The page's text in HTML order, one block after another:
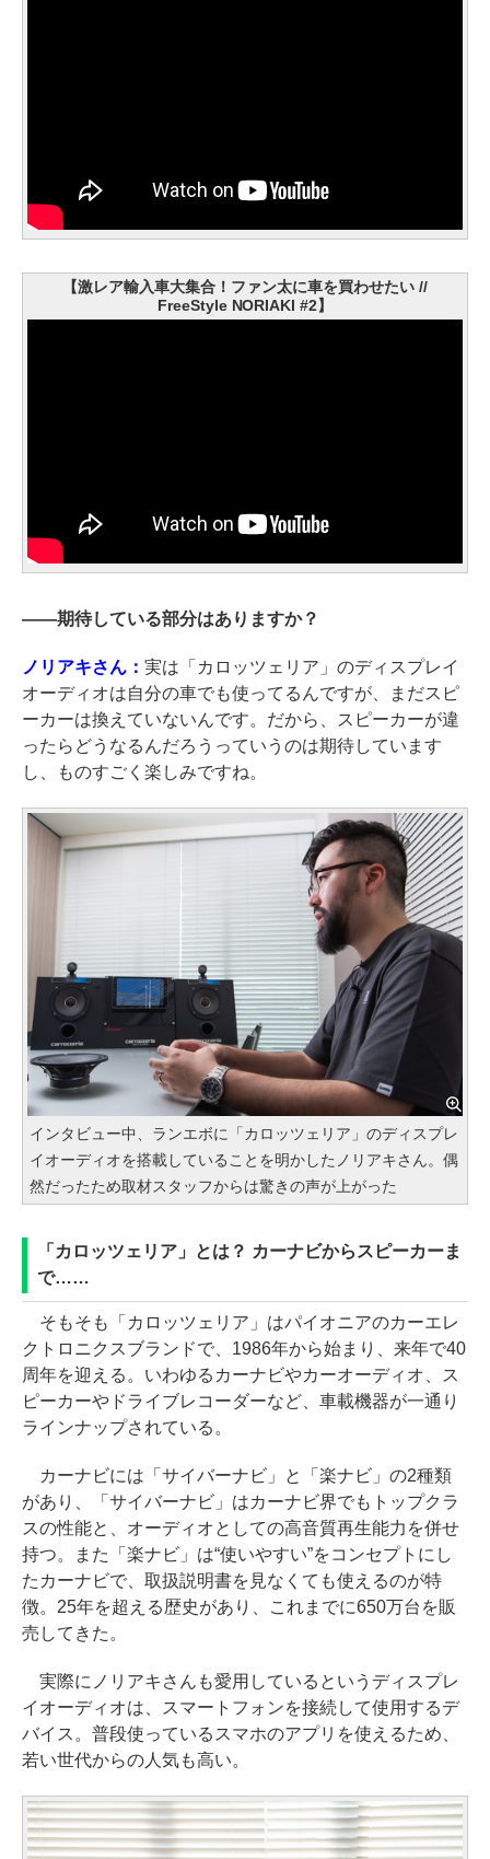
【激レア輸入車大集合！ファン太に車を買わせたい //
FreeStyle NORIAKI #2】
――期待している部分はありますか？
ノリアキさん： 実は「カロッツェリア」のディスプレイ
オーディオは自分の車でも使ってるんですが、まだスピ
ーカーは換えていないんです。だから、スピーカーが違
ったらどうなるんだろうっていうのは期待しています
し、ものすごく楽しみですね。
インタビュー中、ランエボに「カロッツェリア」のディスプレ
イオーディオを搭載していることを明かしたノリアキさん。偶
然だったため取材スタッフからは驚きの声が上がった
「カロッツェリア」とは？ カーナビからスピーカーま
で……
そもそも「カロッツェリア」はパイオニアのカーエレ
クトロニクスブランドで、1986年から始まり、来年で40
周年を迎える。いわゆるカーナビやカーオーディオ、ス
ピーカーやドライブレコーダーなど、車載機器が一通り
ラインナップされている。
カーナビには「サイバーナビ」と「楽ナビ」の2種類
があり、「サイバーナビ」はカーナビ界でもトップクラ
スの性能と、オーディオとしての高音質再生能力を併せ
持つ。また「楽ナビ」は“使いやすい”をコンセプトにし
たカーナビで、取扱説明書を見なくても使えるのが特
徴。25年を超える歴史があり、これまでに650万台を販
売してきた。
実際にノリアキさんも愛用しているというディスプレ
イオーディオは、スマートフォンを接続して使用するデ
バイス。普段使っているスマホのアプリを使えるため、
若い世代からの人気も高い。